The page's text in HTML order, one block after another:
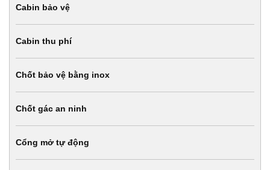
Cabin bảo vệ
Cabin thu phí
Chốt bảo vệ bằng inox
Chốt gác an ninh
Cổng mở tự động